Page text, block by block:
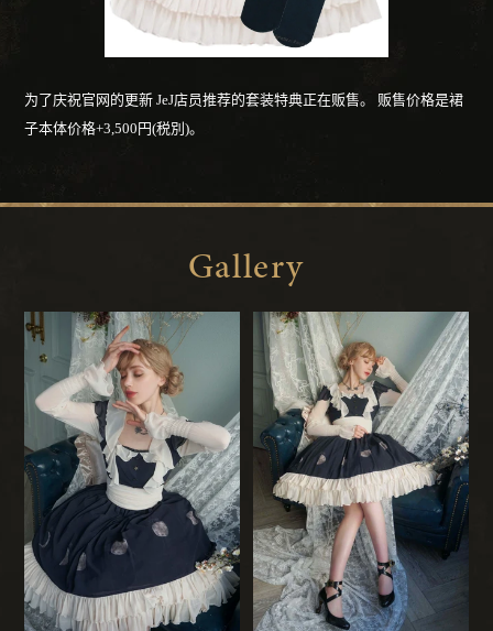
为了庆祝官网的更新 JeJ店员推荐的套装特典正在贩售。
贩售价格是裙
子本体价格+3,500円(税別)。
Gallery